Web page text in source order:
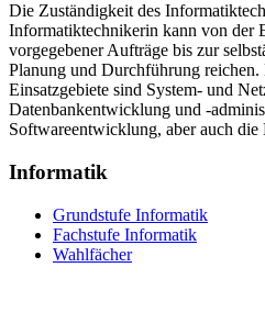
Die Zuständigkeit des
Informatiktechnikerin kann von der
vorgegebener Aufträge bis zur
Planung und Durchführung
Einsatzgebiete sind System- und
Datenbankentwicklung und -
Softwareentwicklung, aber auch
Informatik
Grundstufe Informatik
Fachstufe Informatik
Wahlfächer